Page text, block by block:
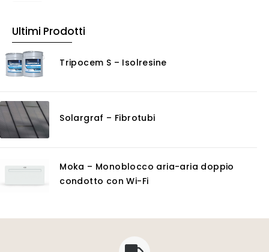
Ultimi Prodotti
Tripocem S – Isolresine
Solargraf – Fibrotubi
Moka – Monoblocco aria-aria doppio
condotto con Wi-Fi